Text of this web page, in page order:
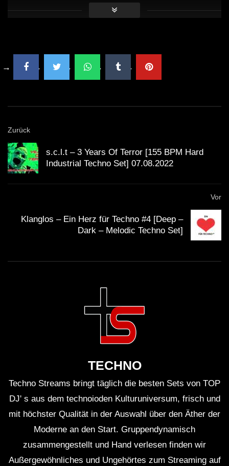
Zurück
s.c.l.t – 3 Years Of Terror [155 BPM Hard
Industrial Techno Set] 07.08.2022
Vor
Klanglos – Ein Herz für Techno #4 [Deep –
Dark – Melodic Techno Set]
TECHNO
Techno Streams bringt täglich die besten Sets von TOP
DJ' s aus dem technoioden Kulturuniversum, frisch und
mit höchster Qualität in der Auswahl über den Äther der
Moderne an den Start. Gruppendynamisch
zusammengestellt und Hand verlesen finden wir
Außergewöhnliches und Ungehörtes zum Streaming auf